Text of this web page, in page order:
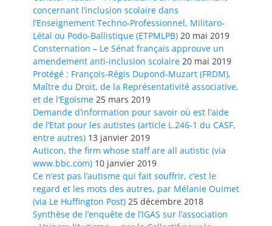
concernant l’inclusion scolaire dans
l’Enseignement Techno-Professionnel, Militaro-
Létal ou Podo-Ballistique (ETPMLPB) 20 mai 2019
Consternation – Le Sénat français approuve un
amendement anti-inclusion scolaire 20 mai 2019
Protégé : François-Régis Dupond-Muzart (FRDM),
Maître du Droit, de la Représentativité associative,
et de l’Egoïsme 25 mars 2019
Demande d’information pour savoir où est l’aide
de l’Etat pour les autistes (article L.246-1 du CASF,
entre autres) 13 janvier 2019
Auticon, the firm whose staff are all autistic (via
www.bbc.com) 10 janvier 2019
Ce n’est pas l’autisme qui fait souffrir, c’est le
regard et les mots des autres, par Mélanie Ouimet
(via Le Huffington Post) 25 décembre 2018
Synthèse de l’enquête de l’IGAS sur l’association